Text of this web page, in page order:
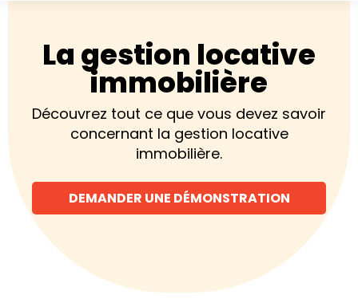
La gestion locative
immobilière
Découvrez tout ce que vous devez savoir
concernant la gestion locative
immobilière.
DEMANDER UNE DÉMONSTRATION